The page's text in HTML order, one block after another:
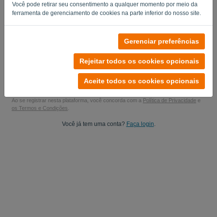
Você pode retirar seu consentimento a qualquer momento por meio da
ferramenta de gerenciamento de cookies na parte inferior do nosso site.
Gerenciar preferências
Rejeitar todos os cookies opcionais
Aceite todos os cookies opcionais
Sim, eu posso postar minhas atualizações de produto..
Comece seu teste gratuito
Não é necessário cartão de crédito
Sem condições! 100% livre de compromisso
Seus dados estão 100% seguros
Ao se registrar nesta plataforma, você concorda com a Política de Privacidade e
os Termos e Condições
Você já tem uma conta? Faça login.